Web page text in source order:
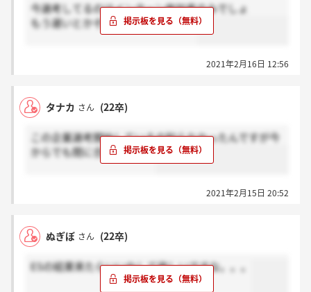
今選考してるのはインターン参加者のみでしょ
もう遅いとかそういう次元じゃない
2021年2月16日 12:56
タナカ さん (22卒)
この企業選考開始しているの知らなかったんですが今
からでも間に合いますか？
2021年2月15日 20:52
ぬぎぼ さん (22卒)
ESの結果来たらいいねして欲しいですな。。。